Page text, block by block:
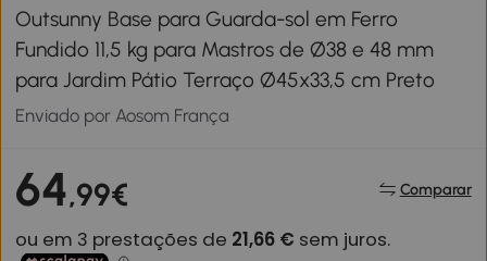
Outsunny Base para Guarda-sol em Ferro
Fundido 11,5 kg para Mastros de Ø38 e 48 mm
para Jardim Pátio Terraço Ø45x33,5 cm Preto
Enviado por Aosom França
64,99€ Comparar